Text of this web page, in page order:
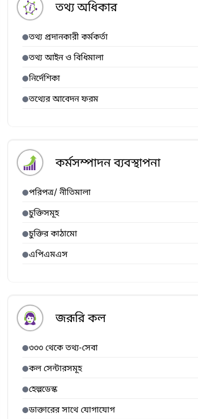
তথ্য অধিকার
তথ্য প্রদানকারী কর্মকর্তা
তথ্য আইন ও বিধিমালা
নির্দেশিকা
তথ্যের আবেদন ফরম
কর্মসম্পাদন ব্যবস্থাপনা
পরিপত্র/ নীতিমালা
চুক্তিসমূহ
চুক্তির কাঠামো
এপিএমএস
জরূরি কল
৩৩৩ থেকে তথ্য-সেবা
কল সেন্টারসমূহ
হেল্পডেস্ক
ডাক্তারের সাথে যোগাযোগ